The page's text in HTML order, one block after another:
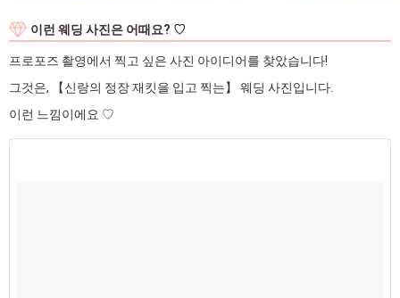
이런 웨딩 사진은 어때요? ♡
프로포즈 촬영에서 찍고 싶은 사진 아이디어를 찾았습니다!
그것은, 【신랑의 정장 재킷을 입고 찍는】 웨딩 사진입니다.
이런 느낌이에요 ♡